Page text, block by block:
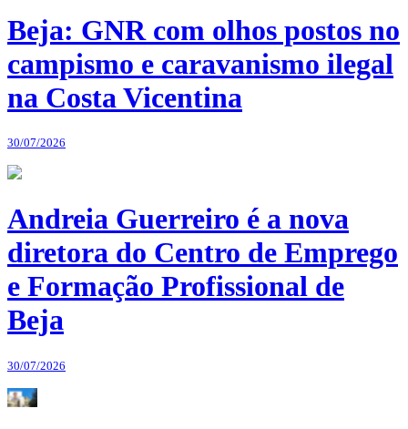
Beja: GNR com olhos postos no
campismo e caravanismo ilegal
na Costa Vicentina
30/07/2026
Andreia Guerreiro é a nova
diretora do Centro de Emprego
e Formação Profissional de
Beja
30/07/2026